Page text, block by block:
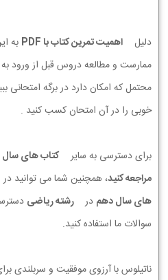
دلیل اهمیت تمرین کتاب با PDF
به
ممارست و مطالعه دروس قبل از ورود
محتمل که امکان دارد در برگه امتحانی
خوبی را در آن امتحان کسب کنید .
برای دسترسی به سایر
کتاب های سال
مراجعه کنید، همچنین شما می توانید در
های سال دهم در رشته ریاضی
سوالات ما استفاده کنید.
ناتیلوس با آرزوی موفقیت و سربلندی